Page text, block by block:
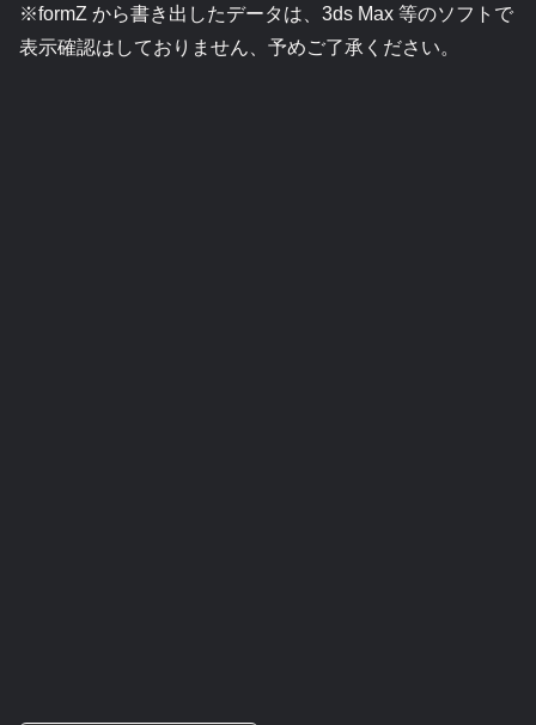
※formZ から書き出したデータは、3ds Max 等のソフトで
表示確認はしておりません、予めご了承ください。